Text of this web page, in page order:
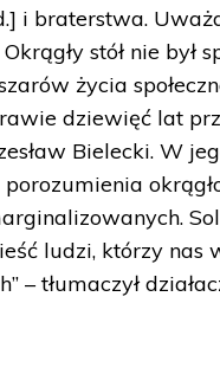
i braterstwa.
stół nie był
życia
dziewięć lat
Bielecki. W
ludzi, którzy nas
– tłumaczył